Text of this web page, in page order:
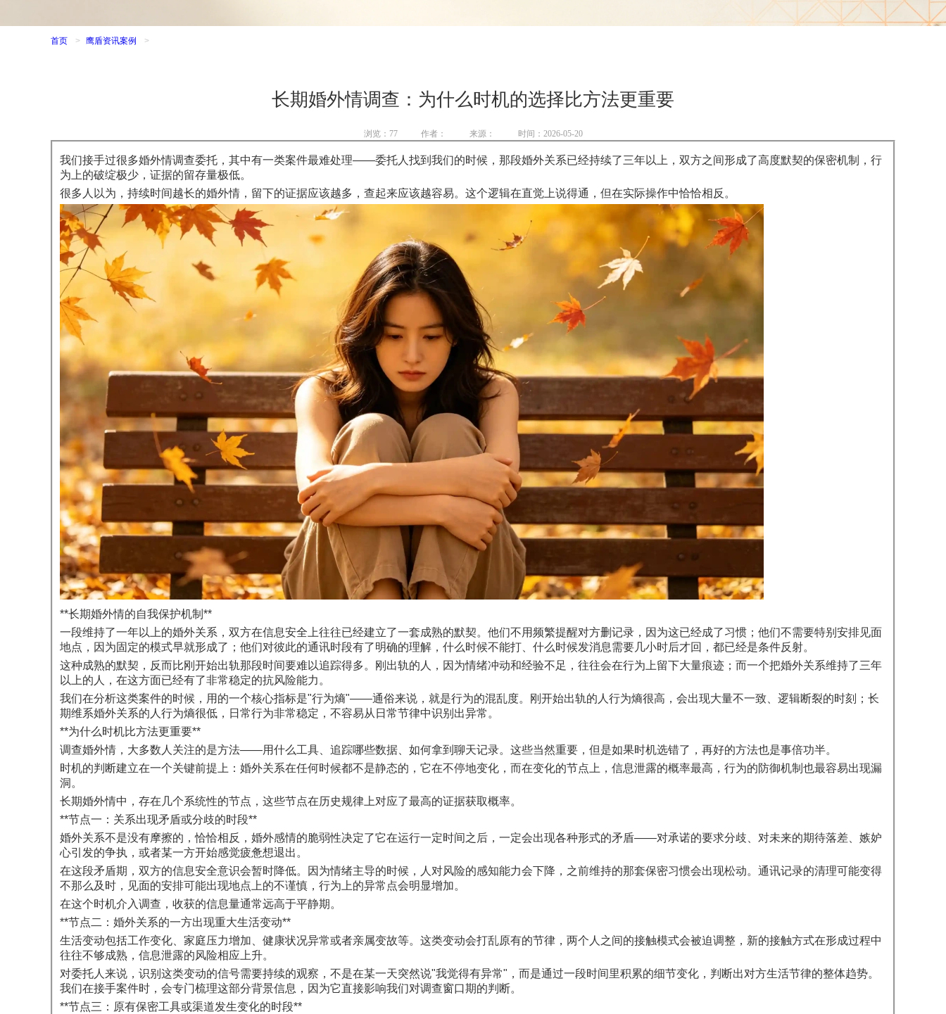
首页 > 鹰盾资讯案例 >
长期婚外情调查：为什么时机的选择比方法更重要
浏览： 77 作者： 来源： 时间：2026-05-20
我们接手过很多婚外情调查委托，其中有一类案件最难处理——委托人找到我们的时候，那段婚外关系已经持续了三年以上，双方之间形成了高度默契的保密机制，行
为上的破绽极少，证据的留存量极低。
很多人以为，持续时间越长的婚外情，留下的证据应该越多，查起来应该越容易。这个逻辑在直觉上说得通，但在实际操作中恰恰相反。
**长期婚外情的自我保护机制**
一段维持了一年以上的婚外关系，双方在信息安全上往往已经建立了一套成熟的默契。他们不用频繁提醒对方删记录，因为这已经成了习惯；他们不需要特别安排见面
地点，因为固定的模式早就形成了；他们对彼此的通讯时段有了明确的理解，什么时候不能打、什么时候发消息需要几小时后才回，都已经是条件反射。
这种成熟的默契，反而比刚开始出轨那段时间要难以追踪得多。刚出轨的人，因为情绪冲动和经验不足，往往会在行为上留下大量痕迹；而一个把婚外关系维持了三年
以上的人，在这方面已经有了非常稳定的抗风险能力。
我们在分析这类案件的时候，用的一个核心指标是"行为熵"——通俗来说，就是行为的混乱度。刚开始出轨的人行为熵很高，会出现大量不一致、逻辑断裂的时刻；长
期维系婚外关系的人行为熵很低，日常行为非常稳定，不容易从日常节律中识别出异常。
**为什么时机比方法更重要**
调查婚外情，大多数人关注的是方法——用什么工具、追踪哪些数据、如何拿到聊天记录。这些当然重要，但是如果时机选错了，再好的方法也是事倍功半。
时机的判断建立在一个关键前提上：婚外关系在任何时候都不是静态的，它在不停地变化，而在变化的节点上，信息泄露的概率最高，行为的防御机制也最容易出现漏
洞。
长期婚外情中，存在几个系统性的节点，这些节点在历史规律上对应了最高的证据获取概率。
**节点一：关系出现矛盾或分歧的时段**
婚外关系不是没有摩擦的，恰恰相反，婚外感情的脆弱性决定了它在运行一定时间之后，一定会出现各种形式的矛盾——对承诺的要求分歧、对未来的期待落差、嫉妒
心引发的争执，或者某一方开始感觉疲惫想退出。
在这段矛盾期，双方的信息安全意识会暂时降低。因为情绪主导的时候，人对风险的感知能力会下降，之前维持的那套保密习惯会出现松动。通讯记录的清理可能变得
不那么及时，见面的安排可能出现地点上的不谨慎，行为上的异常点会明显增加。
在这个时机介入调查，收获的信息量通常远高于平静期。
**节点二：婚外关系的一方出现重大生活变动**
生活变动包括工作变化、家庭压力增加、健康状况异常或者亲属变故等。这类变动会打乱原有的节律，两个人之间的接触模式会被迫调整，新的接触方式在形成过程中
往往不够成熟，信息泄露的风险相应上升。
对委托人来说，识别这类变动的信号需要持续的观察，不是在某一天突然说"我觉得有异常"，而是通过一段时间里积累的细节变化，判断出对方生活节律的整体趋势。
我们在接手案件时，会专门梳理这部分背景信息，因为它直接影响我们对调查窗口期的判断。
**节点三：原有保密工具或渠道发生变化的时段**